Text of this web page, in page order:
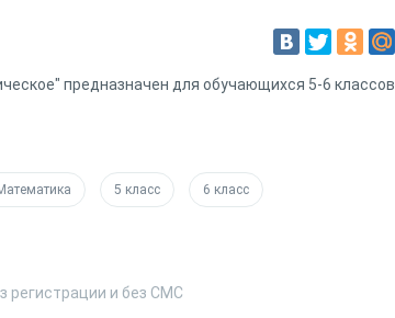
предназначен для обучающихся 5-6 классов.
5 класс 6 класс
регистрации и без СМС